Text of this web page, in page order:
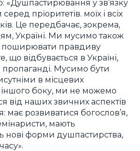
«Душпастирювання у зв’язку
пріоритетів. моїх і всіх
Це передбачає, зокрема,
Україні. Ми мусимо також
поширювати правдиву
що відбувається в Україні,
Мусимо бути
в місцевих
іншого боку, ми не можемо
від наших звичних аспектів
має розвиватися богослов’я,
мають
нові форми душпастирства,